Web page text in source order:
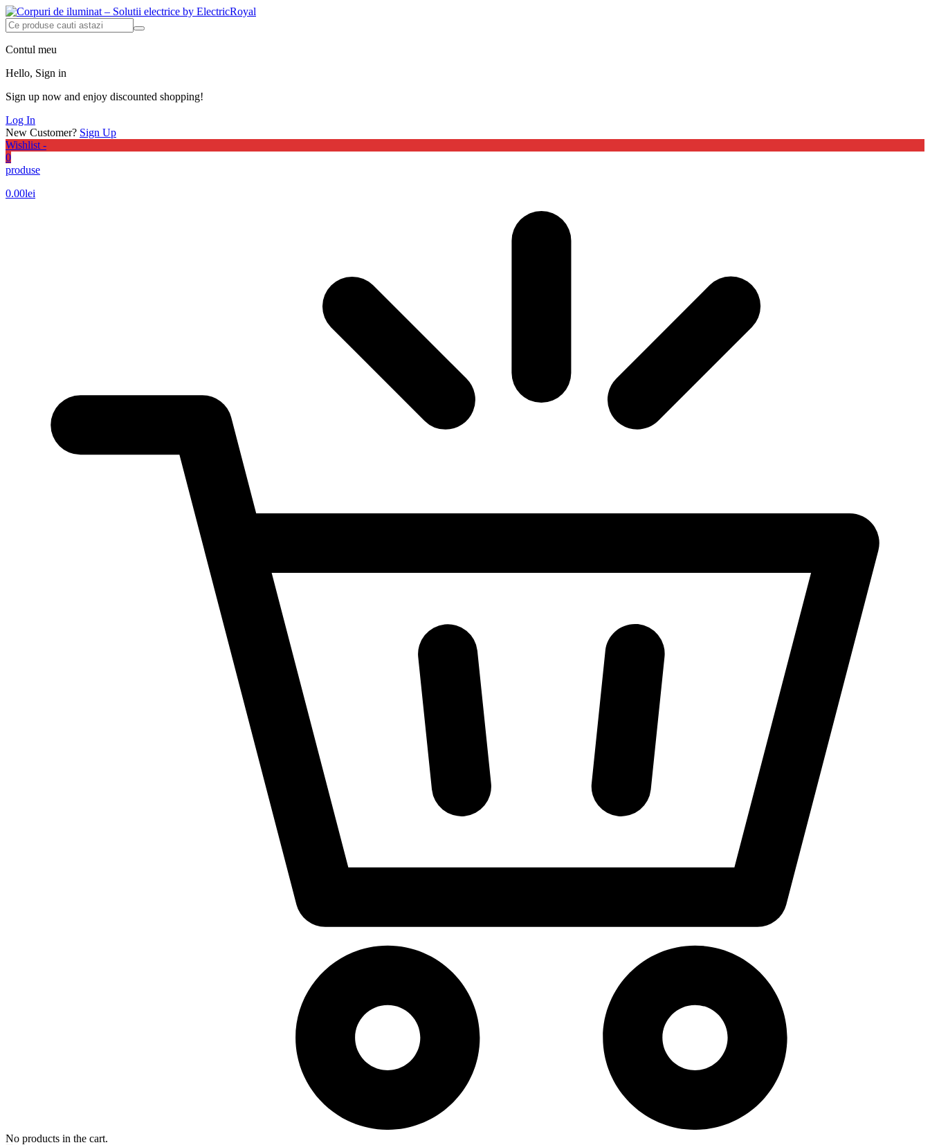
Contul meu
Hello, Sign in
Sign up now and enjoy discounted shopping!
Log In
New Customer? Sign Up
Wishlist -
0
produse
0.00lei
No products in the cart.